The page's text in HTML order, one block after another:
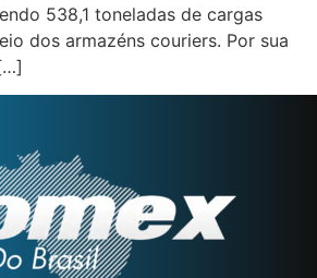
538,1 toneladas de cargas
dos armazéns couriers. Por sua